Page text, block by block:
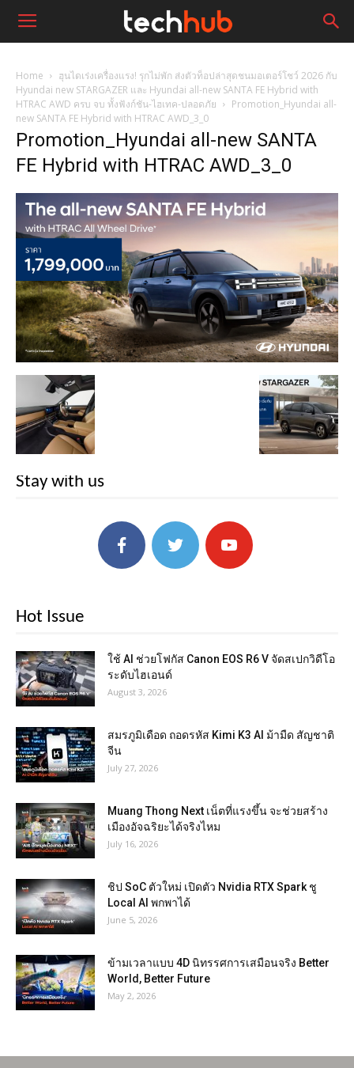
Home
ฮุนไดเร่งเครื่องแรง! รุกไม่พัก ส่งตัวท็อปล่าสุดชนมอเตอร์โชว์ 2026 กับ
Hyundai new STARGAZER และ Hyundai all-new SANTA FE Hybrid with
HTRAC AWD ครบ จบ ทั้งฟังก์ชัน-ไฮเทค-ปลอดภัย
Promotion_Hyundai all-
new SANTA FE Hybrid with HTRAC AWD_3_0
Promotion_Hyundai all-new SANTA
FE Hybrid with HTRAC AWD_3_0
Stay with us
Hot Issue
ใช้ AI ช่วยโฟกัส Canon EOS R6 V จัดสเปกวิดีโอ
ระดับไฮเอนด์
August 3, 2026
สมรภูมิเดือด ถอดรหัส Kimi K3 AI ม้ามืด สัญชาติ
จีน
July 27, 2026
Muang Thong Next เน็ตที่แรงขึ้น จะช่วยสร้าง
เมืองอัจฉริยะได้จริงไหม
July 16, 2026
ชิป SoC ตัวใหม่ เปิดตัว Nvidia RTX Spark ชู
Local AI พกพาได้
June 5, 2026
ข้ามเวลาแบบ 4D นิทรรศการเสมือนจริง Better
World, Better Future
May 2, 2026